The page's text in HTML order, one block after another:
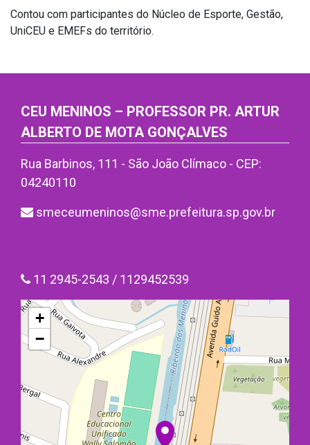
Contou com participantes do Núcleo de Esporte, Gestão,
UniCEU e EMEFs do território.
CEU MENINOS – PROFESSOR PR. ARTUR
ALBERTO DE MOTA GONÇALVES
Rua Barbinos, 111 - São João Clímaco - CEP:
04240110
smeceumeninos@sme.prefeitura.sp.gov.br
11 2945-2543 / 1129452539
+
−